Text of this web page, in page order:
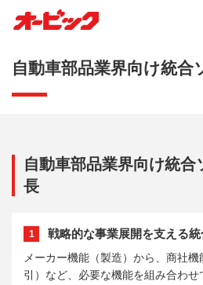
自動車部品業界向け統合
自動車部品業界向け統合
長
1 戦略的な事業展開を支える
メーカー機能（製造）から、商社
引）など、必要な機能を組み合わ